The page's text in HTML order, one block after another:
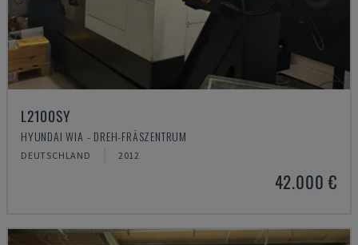
L2100SY
HYUNDAI WIA - DREH-FRÄSZENTRUM
DEUTSCHLAND 2012
42.000 €